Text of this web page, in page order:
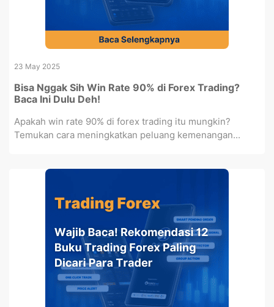
23 May 2025
Bisa Nggak Sih Win Rate 90% di Forex Trading?
Baca Ini Dulu Deh!
Apakah win rate 90% di forex trading itu mungkin?
Temukan cara meningkatkan peluang kemenangan...